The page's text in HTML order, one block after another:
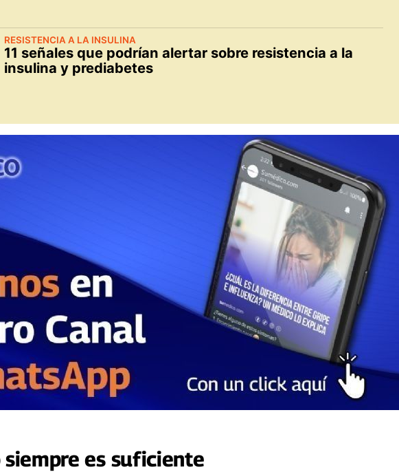
RESISTENCIA A LA INSULINA
11 señales que podrían alertar sobre resistencia a la
insulina y prediabetes
siempre es suficiente